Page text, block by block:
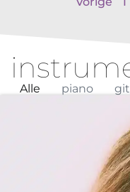
piano
Alle